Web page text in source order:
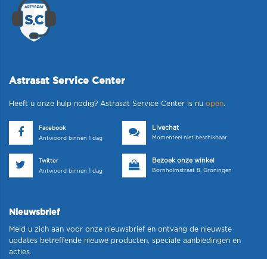
Astrasat Service Center
Heeft u onze hulp nodig? Astrasat Service Center is nu open.
Facebook
Antwoord binnen 1 dag
Livechat
Momenteel niet beschikbaar
Twitter
Antwoord binnen 1 dag
Bezoek onze winkel
Bornholmstraat 8, Groningen
Nieuwsbrief
Meld u zich aan voor onze nieuwsbrief en ontvang de nieuwste
updates betreffende nieuwe producten, speciale aanbiedingen en
acties.